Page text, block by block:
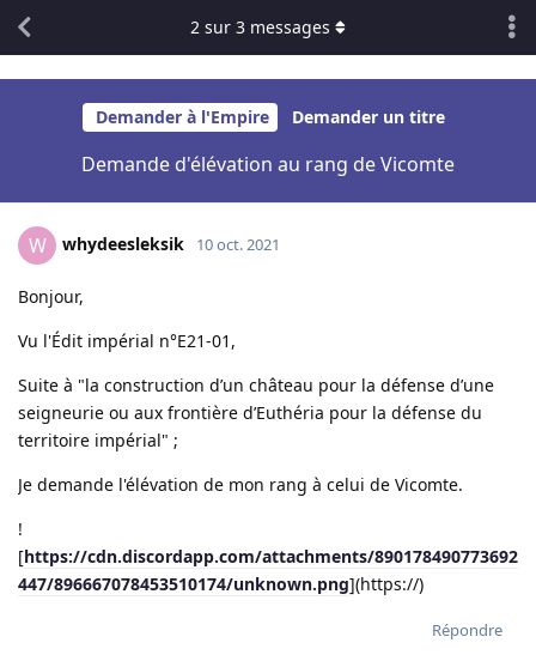
Demander à l'Empire Demander un titre
Demande d'élévation au rang de Vicomte
2 sur 3 messages
W whydeesleksik 10 oct. 2021
Bonjour,
Vu l'Édit impérial n°E21-01,
Suite à "la construction d’un château pour la défense d’une
seigneurie ou aux frontière d’Euthéria pour la défense du
territoire impérial" ;
Je demande l'élévation de mon rang à celui de Vicomte.
!
[https://cdn.discordapp.com/attachments/890178490773692
447/896667078453510174/unknown.png](https://)
Répondre